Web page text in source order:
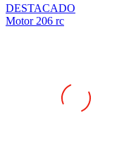
DESTACADO
Motor 206 rc